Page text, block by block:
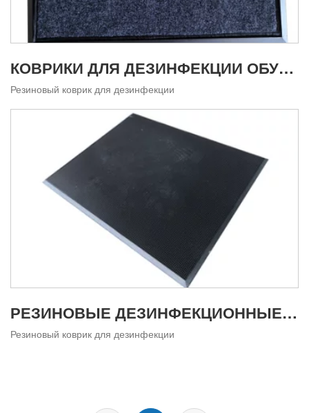
КОВРИКИ ДЛЯ ДЕЗИНФЕКЦИИ ОБУВИ KD201 КОВРИКИ ДЛЯ ДОЗИРОВАНИЯ ДЕЗИНФИЦИРУЮЩЕГО СРЕДСТВА ДЛЯ ОБУВИ
Резиновый коврик для дезинфекции
РЕЗИНОВЫЕ ДЕЗИНФЕКЦИОННЫЕ КОВРИКИ KD101
Резиновый коврик для дезинфекции